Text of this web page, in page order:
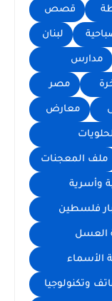
قصص
لبنان
مدارس
مصر
معارض
ملف المعجنات
وأسرية
فلسطين
العسل
الأسماء
وتكنولوجيا